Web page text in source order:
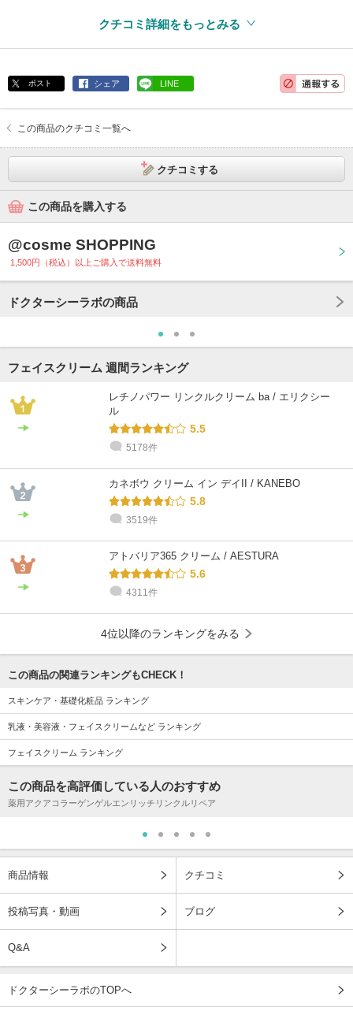
クチコミ詳細をもっとみる
ポスト シェア LINE
この商品のクチコミ一覧へ
クチコミする
この商品を購入する
@cosme SHOPPING
1,500円（税込）以上ご購入で送料無料
ドクターシーラボの商品
フェイスクリーム 週間ランキング
レチノパワー リンクルクリーム ba / エリクシー
ル
5.5
5178件
カネボウ クリーム イン デイII / KANEBO
5.8
3519件
アトバリア365 クリーム / AESTURA
5.6
4311件
4位以降のランキングをみる
この商品の関連ランキングもCHECK！
スキンケア・基礎化粧品 ランキング
乳液・美容液・フェイスクリームなど ランキング
フェイスクリーム ランキング
この商品を高評価している人のおすすめ
薬用アクアコラーゲンゲルエンリッチリンクルリペア
商品情報 クチコミ
投稿写真・動画 ブログ
Q&A
ドクターシーラボのTOPへ